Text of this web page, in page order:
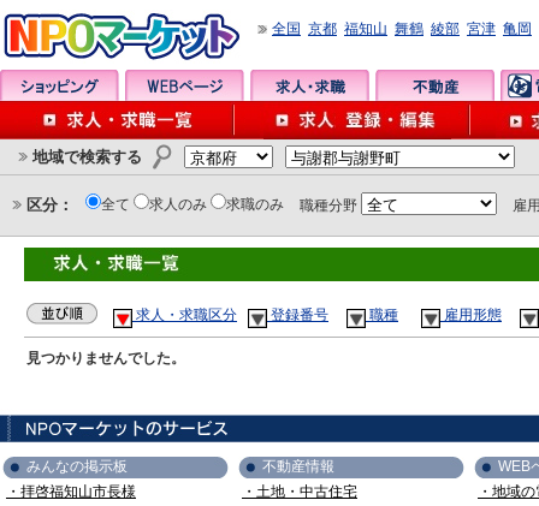
全国 京都 福知山 舞鶴 綾部 宮津 亀岡
地域で検索する
区分： 全て 求人のみ 求職のみ 職種分野 雇
求人・求職区分 登録番号 職種 雇用形態
見つかりませんでした。
みんなの掲示板
・拝啓福知山市長様
不動産情報
・土地・中古住宅
WEB
・地域